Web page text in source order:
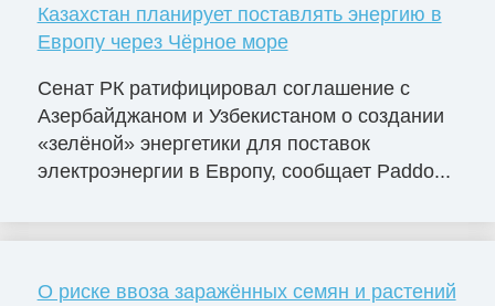
Казахстан планирует поставлять энергию в
Европу через Чёрное море
Сенат РК ратифицировал соглашение с
Азербайджаном и Узбекистаном о создании
«зелёной» энергетики для поставок
электроэнергии в Европу, сообщает Paddo...
О риске ввоза заражённых семян и растений